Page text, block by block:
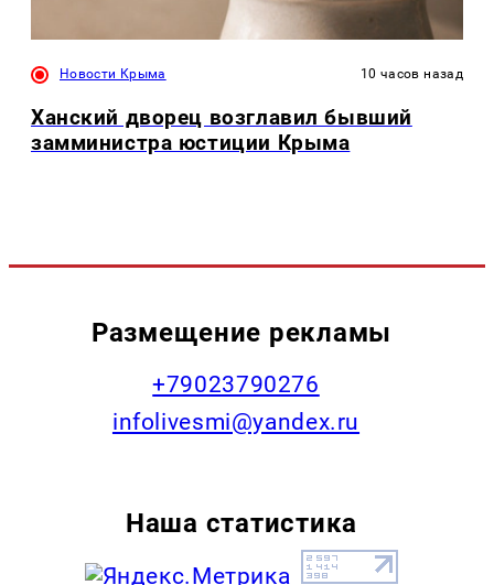
Новости Крыма 10 часов назад
Ханский дворец возглавил бывший
замминистра юстиции Крыма
Размещение рекламы
+79023790276
infolivesmi@yandex.ru
Наша статистика